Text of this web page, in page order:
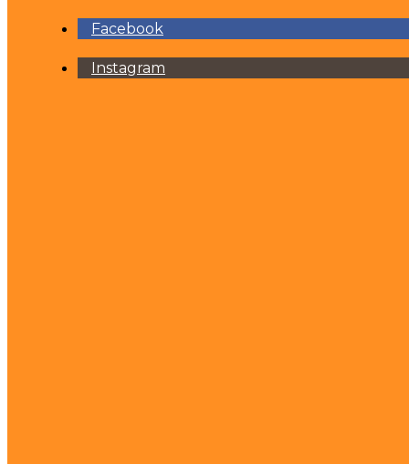
Facebook
Instagram